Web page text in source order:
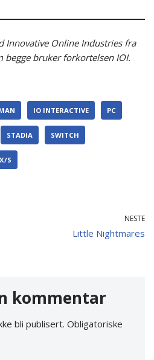
Innovative Online Industries fra
begge bruker forkortelsen IOI.
IO INTERACTIVE PC
STADIA SWITCH
S
NESTE
Little Nightmares
kommentar
bli publisert. Obligatoriske